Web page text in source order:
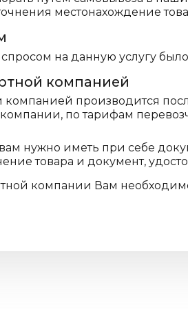
местонахождение
на данную услугу
компанией
компанией производится
по тарифам
нужно иметь при себе
товара и документ,
компании Вам